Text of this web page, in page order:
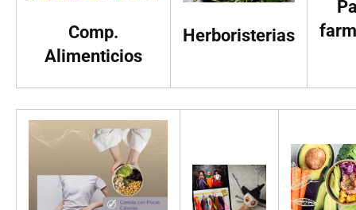
Comp.
Alimenticios
Herboristerias